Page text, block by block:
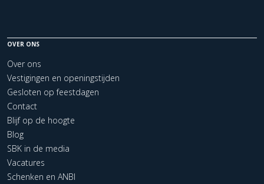
OVER ONS
Over ons
Vestigingen en openingstijden
Gesloten op feestdagen
Contact
Blijf op de hoogte
Blog
SBK in de media
Vacatures
Schenken en ANBI